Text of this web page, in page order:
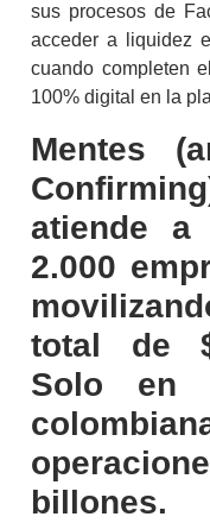
sus procesos de
acceder a liquidez
cuando completen
100% digital en la
Mentes
atiende a
2.000
total de
Solo en
billones.